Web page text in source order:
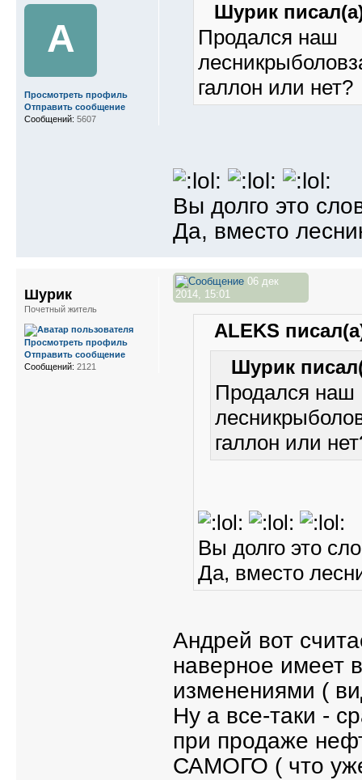
Шурик
Продался наш
галлон или нет?
Вы долго это
Да, вместо
A
Просмотреть профиль
Отправить сообщение
Сообщений: 5607
06 дек
2014, 15:01
ALEKS
Шурик
Продался наш
галлон или
Вы долго это
Да, вместо
Андрей вот
наверное имеет
изменениями (
Ну а все-таки -
при продаже
САМОГО ( что
Шурик
Почетный житель
Просмотреть профиль
Отправить сообщение
Сообщений: 2121